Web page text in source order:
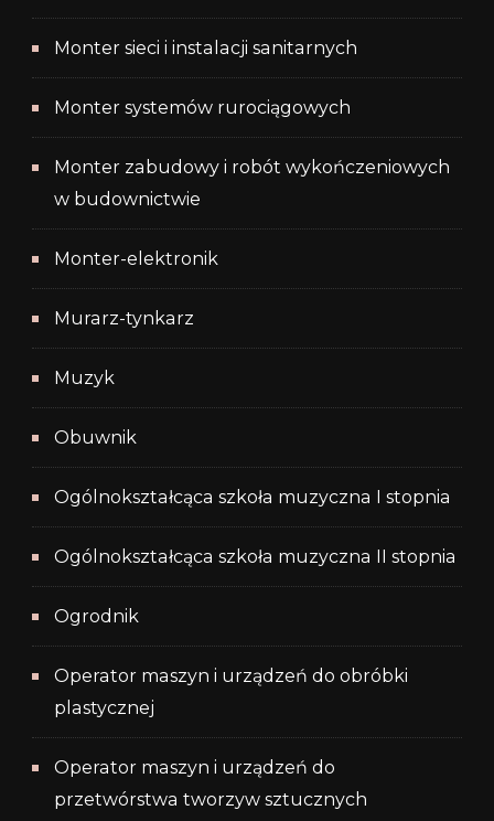
Monter sieci i instalacji sanitarnych
Monter systemów rurociągowych
Monter zabudowy i robót wykończeniowych
w budownictwie
Monter-elektronik
Murarz-tynkarz
Muzyk
Obuwnik
Ogólnokształcąca szkoła muzyczna I stopnia
Ogólnokształcąca szkoła muzyczna II stopnia
Ogrodnik
Operator maszyn i urządzeń do obróbki
plastycznej
Operator maszyn i urządzeń do
przetwórstwa tworzyw sztucznych